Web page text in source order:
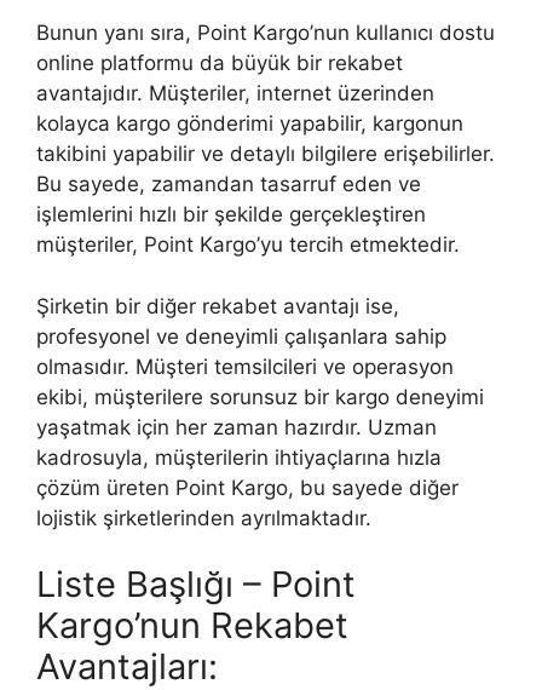
Bunun yanı sıra, Point Kargo’nun kullanıcı dostu
online platformu da büyük bir rekabet
avantajıdır. Müşteriler, internet üzerinden
kolayca kargo gönderimi yapabilir, kargonun
takibini yapabilir ve detaylı bilgilere erişebilirler.
Bu sayede, zamandan tasarruf eden ve
işlemlerini hızlı bir şekilde gerçekleştiren
müşteriler, Point Kargo’yu tercih etmektedir.
Şirketin bir diğer rekabet avantajı ise,
profesyonel ve deneyimli çalışanlara sahip
olmasıdır. Müşteri temsilcileri ve operasyon
ekibi, müşterilere sorunsuz bir kargo deneyimi
yaşatmak için her zaman hazırdır. Uzman
kadrosuyla, müşterilerin ihtiyaçlarına hızla
çözüm üreten Point Kargo, bu sayede diğer
lojistik şirketlerinden ayrılmaktadır.
Liste Başlığı – Point
Kargo’nun Rekabet
Avantajları: